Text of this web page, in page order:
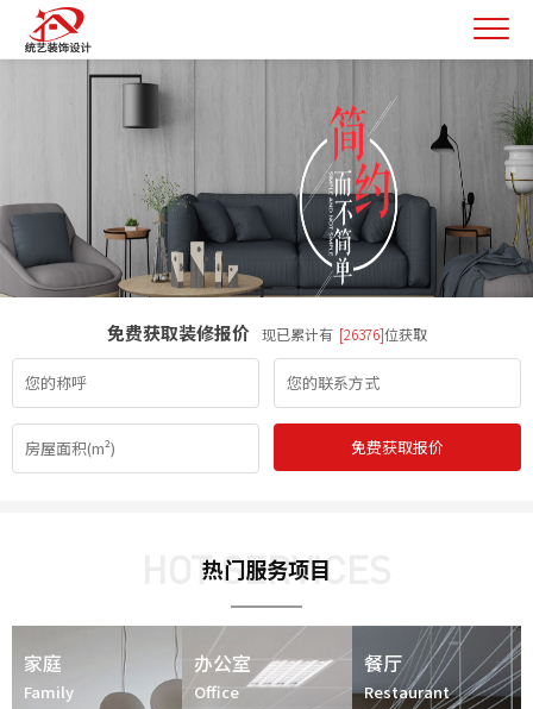
免费获取装修报价 现已累计有 [26376]位获取
HOT SERVICES
热门服务项目
家庭
Family
办公室
Office
餐厅
Restaurant